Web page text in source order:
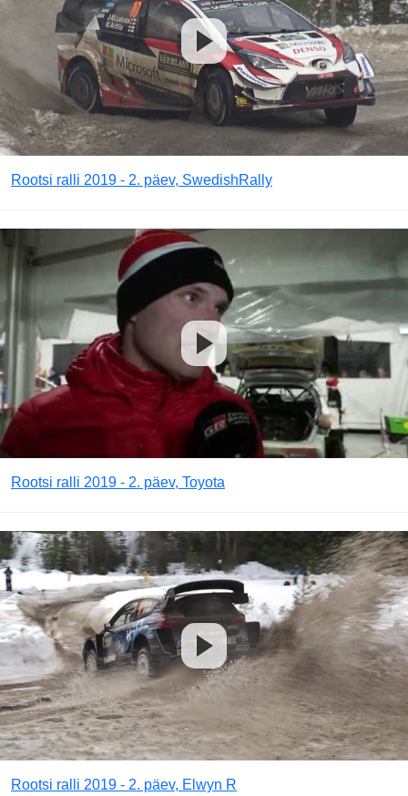
Rootsi ralli 2019 - 2. päev, SwedishRally
Rootsi ralli 2019 - 2. päev, Toyota
Rootsi ralli 2019 - 2. päev, Elwyn R